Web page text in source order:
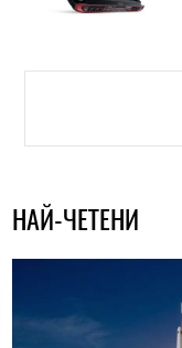
НАЙ-ЧЕТЕНИ